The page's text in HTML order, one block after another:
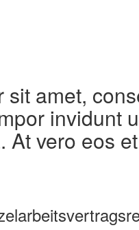
sit amet,
invidunt
At vero eos